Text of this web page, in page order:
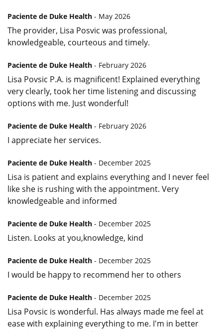
Paciente de Duke Health - May 2026
The provider, Lisa Posvic was professional,
knowledgeable, courteous and timely.
Paciente de Duke Health - February 2026
Lisa Povsic P.A. is magnificent! Explained everything
very clearly, took her time listening and discussing
options with me. Just wonderful!
Paciente de Duke Health - February 2026
I appreciate her services.
Paciente de Duke Health - December 2025
Lisa is patient and explains everything and I never feel
like she is rushing with the appointment. Very
knowledgeable and informed
Paciente de Duke Health - December 2025
Listen. Looks at you,knowledge, kind
Paciente de Duke Health - December 2025
I would be happy to recommend her to others
Paciente de Duke Health - December 2025
Lisa Povsic is wonderful. Has always made me feel at
ease with explaining everything to me. I'm in better